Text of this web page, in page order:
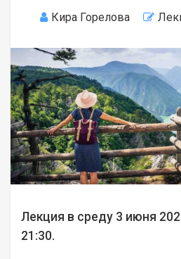
Кира Горелова
Лекция в среду 3 июня
21:30.